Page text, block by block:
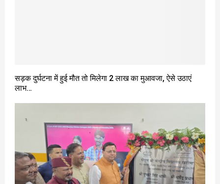
सड़क दुर्घटना में हुई मौत तो मिलेगा 2 लाख का मुआवजा, ऐसे उठाएं
लाभ…